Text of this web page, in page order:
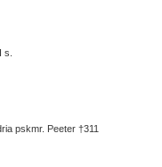
s.
pskmr. Peeter †311